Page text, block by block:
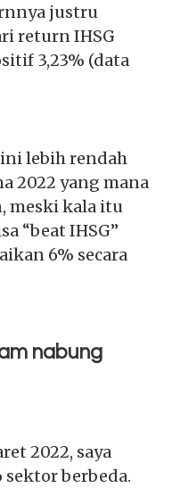
justru
return IHSG
3,23% (data
lebih rendah
2022 yang mana
meski kala itu
“beat IHSG”
6% secara
nabung
2022, saya
sektor berbeda.